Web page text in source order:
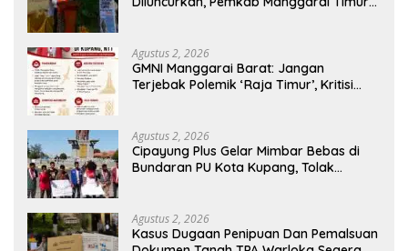
Agustus 2, 2026
GMNI Manggarai Barat: Jangan
Terjebak Polemik ‘Raja Timur’, Kritisi
Agustus 2, 2026
Cipayung Plus Gelar Mimbar Bebas di
Bundaran PU Kota Kupang, Tolak
Agustus 2, 2026
Kasus Dugaan Penipuan Dan Pemalsuan